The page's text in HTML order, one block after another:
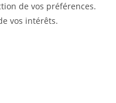
de vos préférences.
vos intérêts.